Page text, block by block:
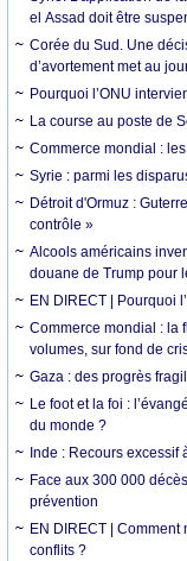
el Assad doit être
Corée du Sud. Une
d’avortement met au
Pourquoi l’ONU
La course au poste de
Commerce mondial :
Syrie : parmi les
Détroit d'Ormuz :
contrôle »
Alcools américains
douane de Trump pour
EN DIRECT | Pourquoi
Commerce mondial : la
volumes, sur fond de
Gaza : des progrès
Le foot et la foi :
du monde ?
Inde : Recours excessif
Face aux 300 000
prévention
EN DIRECT |
conflits ?